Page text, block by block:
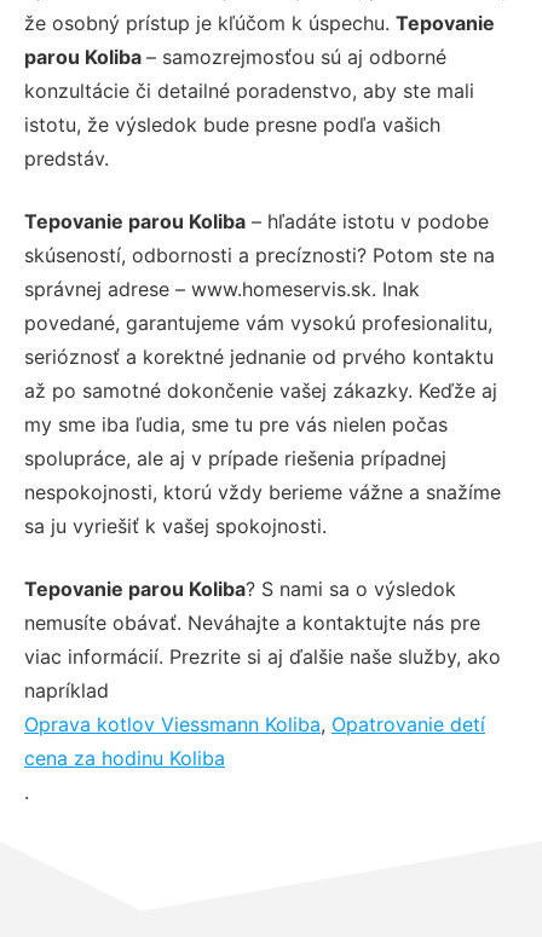
že osobný prístup je kľúčom k úspechu. Tepovanie
parou Koliba – samozrejmosťou sú aj odborné
konzultácie či detailné poradenstvo, aby ste mali
istotu, že výsledok bude presne podľa vašich
predstáv.
Tepovanie parou Koliba – hľadáte istotu v podobe
skúseností, odbornosti a precíznosti? Potom ste na
správnej adrese – www.homeservis.sk. Inak
povedané, garantujeme vám vysokú profesionalitu,
serióznosť a korektné jednanie od prvého kontaktu
až po samotné dokončenie vašej zákazky. Keďže aj
my sme iba ľudia, sme tu pre vás nielen počas
spolupráce, ale aj v prípade riešenia prípadnej
nespokojnosti, ktorú vždy berieme vážne a snažíme
sa ju vyriešiť k vašej spokojnosti.
Tepovanie parou Koliba? S nami sa o výsledok
nemusíte obávať. Neváhajte a kontaktujte nás pre
viac informácií. Prezrite si aj ďalšie naše služby, ako
napríklad
Oprava kotlov Viessmann Koliba, Opatrovanie detí
cena za hodinu Koliba
.